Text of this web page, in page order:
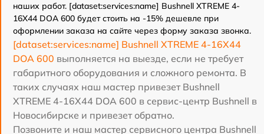
наших работ. [dataset:services:name] Bushnell XTREME 4-
16X44 DOA 600 будет стоить на -15% дешевле при
оформлении заказа на сайте через форму заказа звонка.
[dataset:services:name] Bushnell XTREME 4-16X44
DOA 600 выполняется на выезде, если не требует
габаритного оборудования и сложного ремонта. В
таких случаях наш мастер привезет Bushnell
XTREME 4-16X44 DOA 600 в сервис-центр Bushnell в
Новосибирске и привезет обратно.
Позвоните и наш мастер сервисного центра Bushnell